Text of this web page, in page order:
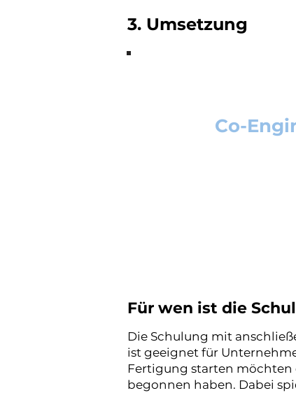
3. Umsetzung
Co-
Für wen ist die
​Die Schulung mit
ist geeignet für
Fertigung starten möchten
begonnen haben. Dabei